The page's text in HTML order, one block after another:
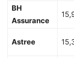
BH
Assurance
Astree